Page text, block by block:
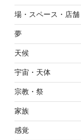
場・スペース・店舗
夢
天候
宇宙・天体
宗教・祭
家族
感覚